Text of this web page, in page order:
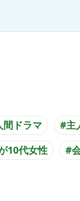
間ドラマ #主
10代女性 #